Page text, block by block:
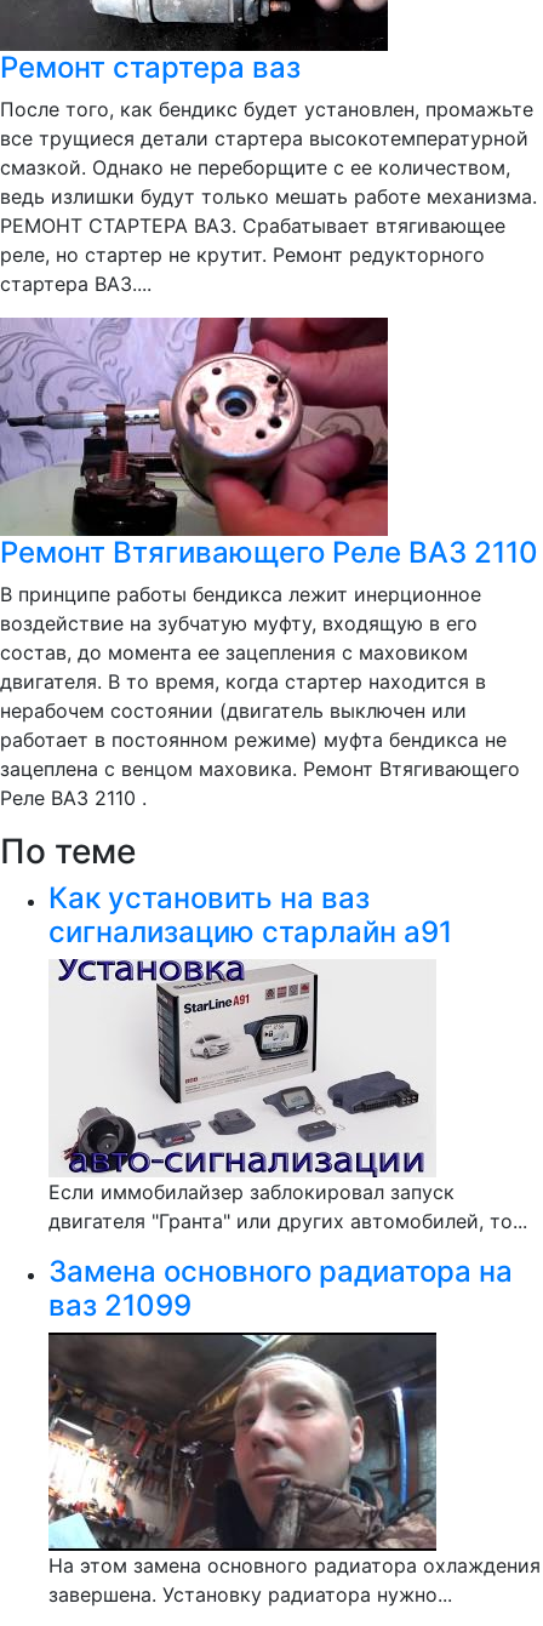
Ремонт стартера ваз
После того, как бендикс будет установлен, промажьте
все трущиеся детали стартера высокотемпературной
смазкой. Однако не переборщите с ее количеством,
ведь излишки будут только мешать работе механизма.
РЕМОНТ СТАРТЕРА ВАЗ. Срабатывает втягивающее
реле, но стартер не крутит. Ремонт редукторного
стартера ВАЗ....
Ремонт Втягивающего Реле ВАЗ 2110
В принципе работы бендикса лежит инерционное
воздействие на зубчатую муфту, входящую в его
состав, до момента ее зацепления с маховиком
двигателя. В то время, когда стартер находится в
нерабочем состоянии (двигатель выключен или
работает в постоянном режиме) муфта бендикса не
зацеплена с венцом маховика. Ремонт Втягивающего
Реле ВАЗ 2110 .
По теме
Как установить на ваз
сигнализацию старлайн а91
Если иммобилайзер заблокировал запуск
двигателя "Гранта" или других автомобилей, то...
Замена основного радиатора на
ваз 21099
На этом замена основного радиатора охлаждения
завершена. Установку радиатора нужно...